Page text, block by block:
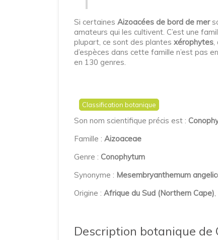
Si certaines Aizoacées de bord de mer
amateurs qui les cultivent. C’est une
plupart, ce sont des plantes xérophytes
d’espèces dans cette famille n’est pas
en 130 genres.
Classification botanique
Son nom scientifique précis est :
Famille : Aizoaceae
Genre : Conophytum
Synonyme : Mesembryanthemum
Origine : Afrique du Sud (Northern Cape)
Description botanique